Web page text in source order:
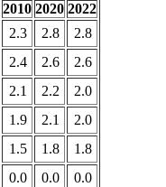
2010 2020 2022
2.3 2.8
2.8
2.4 2.6
2.6
2.1 2.2
2.0
1.9 2.1
2.0
1.5 1.8
1.8
0.0 0.0 0.0